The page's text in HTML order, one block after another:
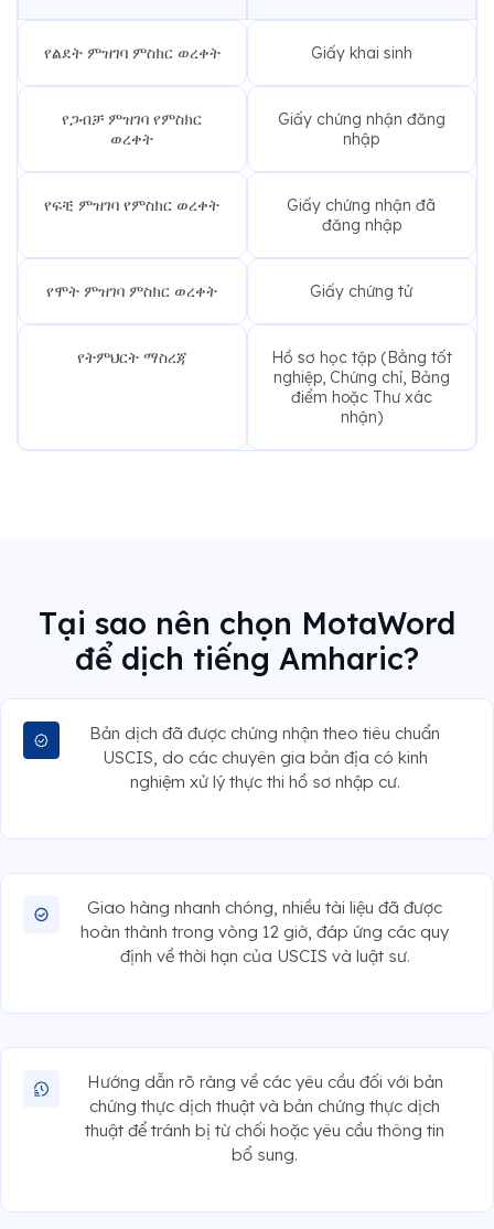
የልደት ምዝገባ ምስክር ወረቀት Giấy khai sinh
የጋብቻ ምዝገባ የምስክር
ወረቀት
Giấy chứng nhận đăng
nhập
የፍቺ ምዝገባ የምስክር ወረቀት
Giấy chứng nhận đã
đăng nhập
የሞት ምዝገባ ምስክር ወረቀት Giấy chứng tử
የትምህርት ማስረጃ
Hồ sơ học tập (Bằng tốt
nghiệp, Chứng chỉ, Bảng
điểm hoặc Thư xác
nhận)
Tại sao nên chọn MotaWord
để dịch tiếng Amharic?
Bản dịch đã được chứng nhận theo tiêu chuẩn
USCIS, do các chuyên gia bản địa có kinh
nghiệm xử lý thực thi hồ sơ nhập cư.
Giao hàng nhanh chóng, nhiều tài liệu đã được
hoàn thành trong vòng 12 giờ, đáp ứng các quy
định về thời hạn của USCIS và luật sư.
Hướng dẫn rõ ràng về các yêu cầu đối với bản
chứng thực dịch thuật và bản chứng thực dịch
thuật để tránh bị từ chối hoặc yêu cầu thông tin
bổ sung.